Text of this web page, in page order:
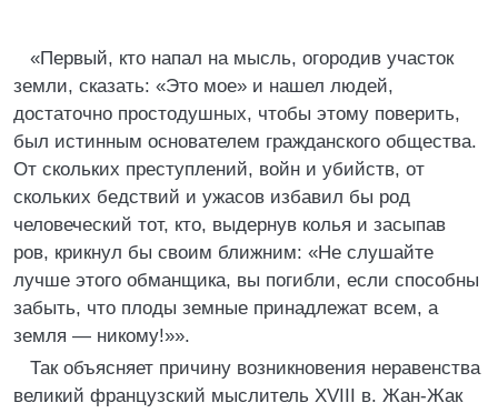
«Первый, кто напал на мысль, огородив участок
земли, сказать: «Это мое» и нашел людей,
достаточно простодушных, чтобы этому поверить,
был истинным основателем гражданского общества.
От скольких преступлений, войн и убийств, от
скольких бедствий и ужасов избавил бы род
человеческий тот, кто, выдернув колья и засыпав
ров, крикнул бы своим ближним: «Не слушайте
лучше этого обманщика, вы погибли, если способны
забыть, что плоды земные принадлежат всем, а
земля — никому!»».
Так объясняет причину возникновения неравенства
великий французский мыслитель XVIII в. Жан-Жак